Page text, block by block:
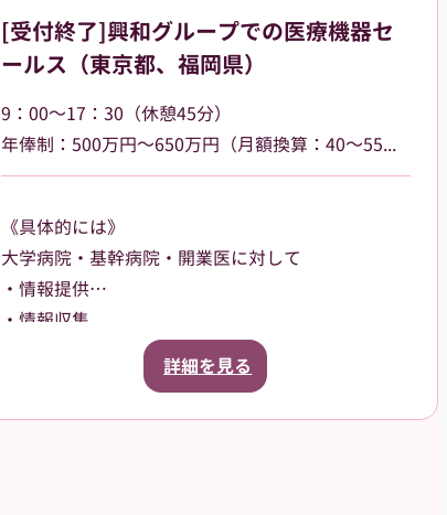
[受付終了]興和グループでの医療機器セ
ールス（東京都、福岡県）
9：00～17：30（休憩45分）
年俸制：500万円～650万円（月額換算：40～55万円） 、昇給あり（年1回／4月）、インセンティブあり
《具体的には》
大学病院・基幹病院・開業医に対して
・情報提供
・情報収集
・提案営業を行っていただきます。
詳細を見る